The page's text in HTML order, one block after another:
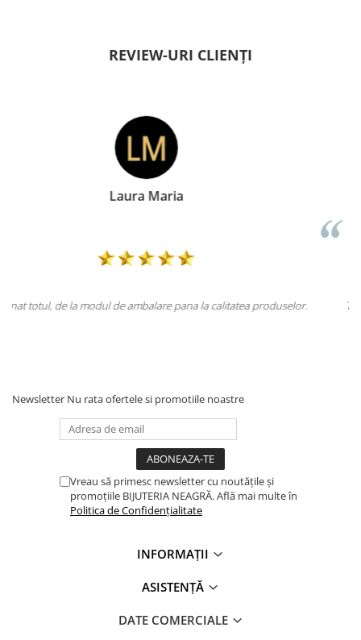
REVIEW-URI CLIENȚI
produselor.
Doina Georgescu
Totul la superlativ! Produsul, fix descrierea, ambalaj,
Newsletter Nu rata ofertele si promotiile noastre
Vreau să primesc newsletter cu noutățile și
promoțiile BIJUTERIA NEAGRĂ. Află mai multe în
Politica de Confidențialitate
INFORMAȚII
ASISTENȚĂ
DATE COMERCIALE